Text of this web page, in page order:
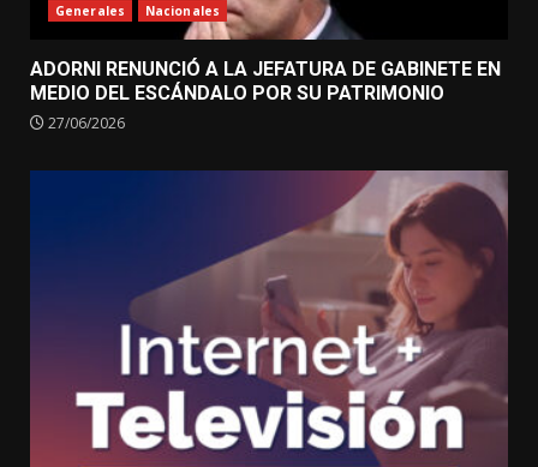
Generales Nacionales
ADORNI RENUNCIÓ A LA JEFATURA DE GABINETE EN
MEDIO DEL ESCÁNDALO POR SU PATRIMONIO
27/06/2026